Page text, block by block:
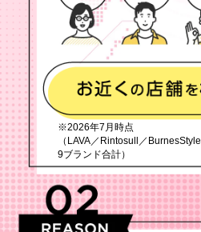
※2026年7月時点
（LAVA／Rintosull／
9ブランド合計）